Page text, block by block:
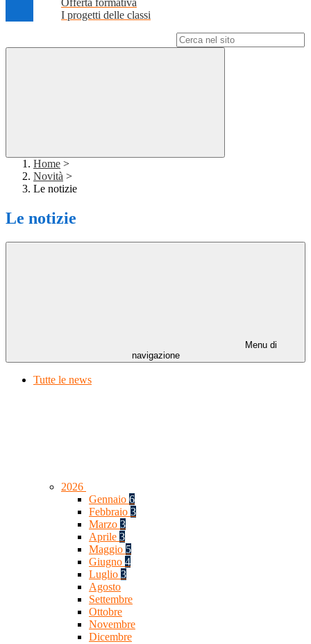
Offerta formativa
I progetti delle classi
Home >
Novità >
Le notizie
Le notizie
Menu di
navigazione
Tutte le news
2026
Gennaio 6
Febbraio 3
Marzo 3
Aprile 3
Maggio 5
Giugno 4
Luglio 3
Agosto
Settembre
Ottobre
Novembre
Dicembre